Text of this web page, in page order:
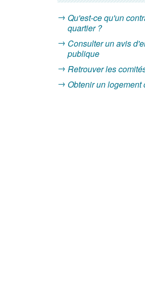
Qu'est-ce qu'un
quartier ?
Consulter un avis
publique
Retrouver les
Obtenir un logement